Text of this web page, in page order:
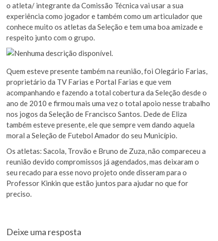
o atleta/ integrante da Comissão Técnica vai usar a sua
experiência como jogador e também como um articulador que
conhece muito os atletas da Seleção e tem uma boa amizade e
respeito junto com o grupo.
Quem esteve presente também na reunião, foi Olegário Farias,
proprietário da TV Farias e Portal Farias e que vem
acompanhando e fazendo a total cobertura da Seleção desde o
ano de 2010 e firmou mais uma vez o total apoio nesse trabalho
nos jogos da Seleção de Francisco Santos. Dede de Eliza
também esteve presente, ele que sempre vem dando aquela
moral a Seleção de Futebol Amador do seu Município.
Os atletas: Sacola, Trovão e Bruno de Zuza, não compareceu a
reunião devido compromissos já agendados, mas deixaram o
seu recado para esse novo projeto onde disseram para o
Professor Kinkin que estão juntos para ajudar no que for
preciso.
Deixe uma resposta